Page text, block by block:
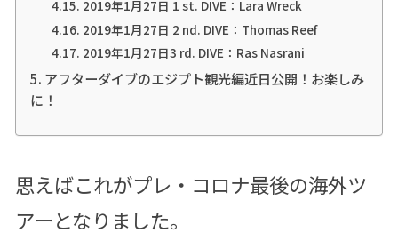
2019年1月27日 1 st. DIVE：Lara Wreck
2019年1月27日 2 nd. DIVE：Thomas Reef
2019年1月27日3 rd. DIVE：Ras Nasrani
アフターダイブのエジプト観光編近日公開！お楽しみ
に！
思えばこれがプレ・コロナ最後の海外ツ
アーとなりました。